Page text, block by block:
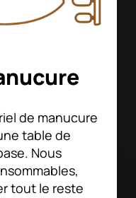
de manucure
table de
Nous
tout le reste